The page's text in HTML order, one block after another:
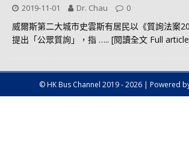
2019-11-01 Dr. Chau 0
威爾斯第二大城市史雲斯有居民以《質詢法案
提出「公眾質詢」，指 ….. [閱讀全文 Full
© HK Bus Channel 2019 - 2026 | Powered